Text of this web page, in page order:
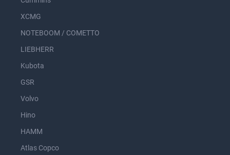
XCMG
NOTEBOOM / COMETTO
LIEBHERR
Kubota
GSR
Volvo
Hino
HAMM
Atlas Copco